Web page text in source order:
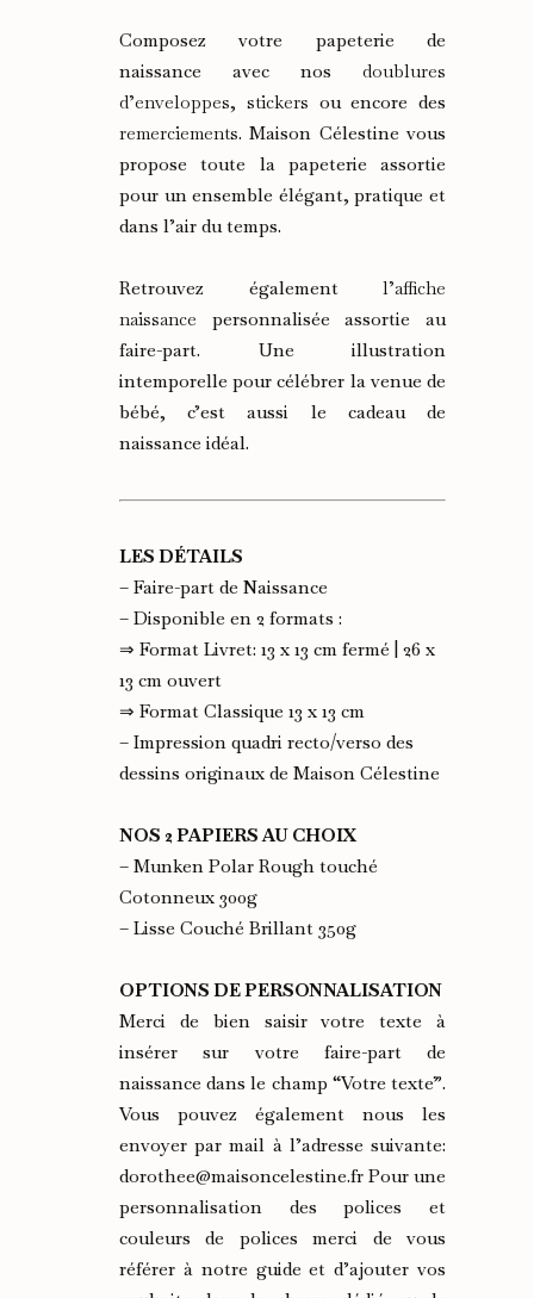
Composez votre papeterie de
naissance avec nos doublures
d’enveloppes, stickers ou encore des
remerciements. Maison Célestine vous
propose toute la papeterie assortie
pour un ensemble élégant, pratique et
dans l’air du temps.
Retrouvez également l’affiche
naissance personnalisée assortie au
faire-part. Une illustration
intemporelle pour célébrer la venue de
bébé, c’est aussi le cadeau de
naissance idéal.
LES DÉTAILS
– Faire-part de Naissance
– Disponible en 2 formats :
⇒ Format Livret: 13 x 13 cm fermé | 26 x
13 cm ouvert
⇒ Format Classique 13 x 13 cm
– Impression quadri recto/verso des
dessins originaux de Maison Célestine
NOS 2 PAPIERS AU CHOIX
– Munken Polar Rough touché
Cotonneux 300g
– Lisse Couché Brillant 350g
OPTIONS DE PERSONNALISATION
Merci de bien saisir votre texte à
insérer sur votre faire-part de
naissance dans le champ “Votre texte”.
Vous pouvez également nous les
envoyer par mail à l’adresse suivante:
dorothee@maisoncelestine.fr Pour une
personnalisation des polices et
couleurs de polices merci de vous
référer à notre guide et d’ajouter vos